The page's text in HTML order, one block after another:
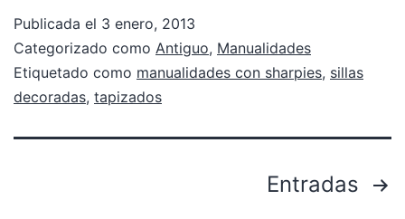
Publicada el 3 enero, 2013
Categorizado como Antiguo, Manualidades
Etiquetado como manualidades con sharpies, sillas
decoradas, tapizados
Entradas